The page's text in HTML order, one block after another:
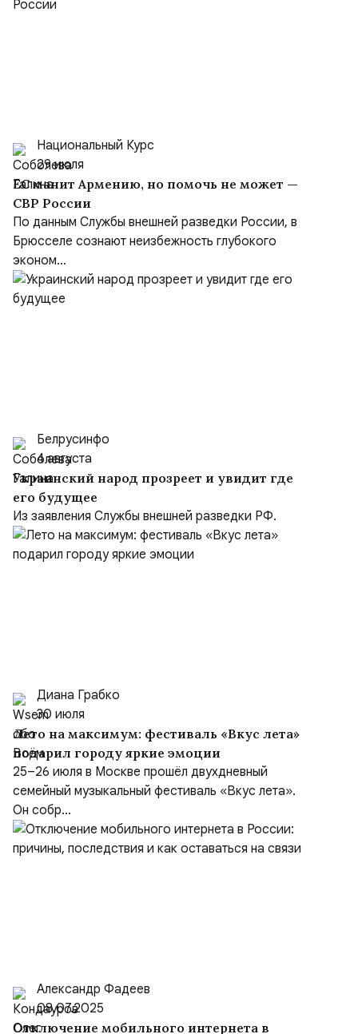
Национальный Курс
29 июля
ЕС манит Армению, но помочь не может —
СВР России
По данным Службы внешней разведки России, в
Брюсселе сознают неизбежность глубокого
эконом...
Белрусинфо
4 августа
Украинский народ прозреет и увидит где
его будущее
Из заявления Службы внешней разведки РФ.
Диана Грабко
30 июля
Лето на максимум: фестиваль «Вкус лета»
подарил городу яркие эмоции
25–26 июля в Москве прошёл двухдневный
семейный музыкальный фестиваль «Вкус лета».
Он собр...
Александр Фадеев
08.07.2025
Отключение мобильного интернета в